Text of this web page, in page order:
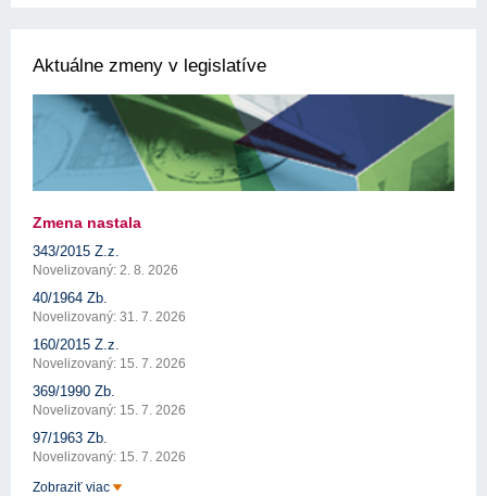
Aktuálne zmeny v legislatíve
Zmena nastala
343/2015 Z.z.
Novelizovaný: 2. 8. 2026
40/1964 Zb.
Novelizovaný: 31. 7. 2026
160/2015 Z.z.
Novelizovaný: 15. 7. 2026
369/1990 Zb.
Novelizovaný: 15. 7. 2026
97/1963 Zb.
Novelizovaný: 15. 7. 2026
Zobraziť viac